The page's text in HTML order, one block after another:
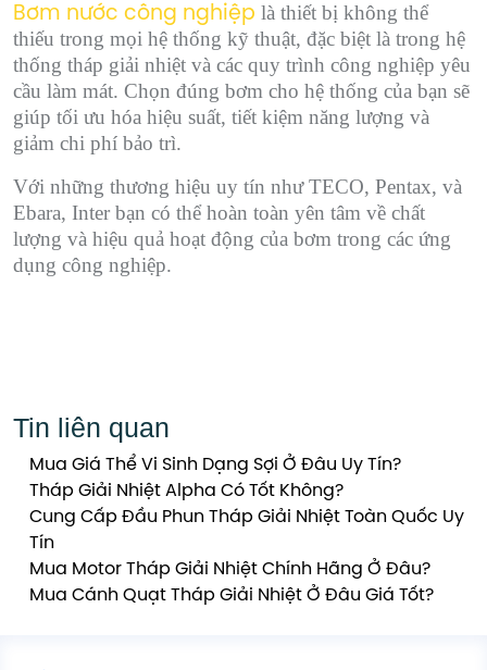
Bơm nước công nghiệp là thiết bị không thể
thiếu trong mọi hệ thống kỹ thuật, đặc biệt là trong hệ
thống tháp giải nhiệt và các quy trình công nghiệp yêu
cầu làm mát. Chọn đúng bơm cho hệ thống của bạn sẽ
giúp tối ưu hóa hiệu suất, tiết kiệm năng lượng và
giảm chi phí bảo trì.
Với những thương hiệu uy tín như TECO, Pentax, và
Ebara, Inter bạn có thể hoàn toàn yên tâm về chất
lượng và hiệu quả hoạt động của bơm trong các ứng
dụng công nghiệp.
Tin liên quan
Mua Giá Thể Vi Sinh Dạng Sợi Ở Đâu Uy Tín?
Tháp Giải Nhiệt Alpha Có Tốt Không?
Cung Cấp Đầu Phun Tháp Giải Nhiệt Toàn Quốc Uy
Tín
Mua Motor Tháp Giải Nhiệt Chính Hãng Ở Đâu?
Mua Cánh Quạt Tháp Giải Nhiệt Ở Đâu Giá Tốt?